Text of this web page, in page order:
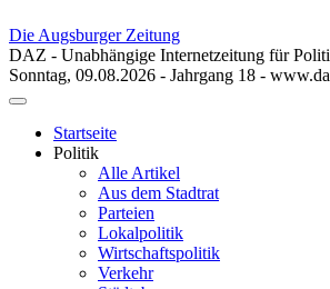
Die Augsburger Zeitung
DAZ - Unabhängige Internetzeitung für
Sonntag, 09.08.2026 - Jahrgang 18 -
Toggle
navigationStartseite
Politik
Alle Artikel
Aus dem Stadtrat
Parteien
Lokalpolitik
Wirtschaftspolitik
Verkehr